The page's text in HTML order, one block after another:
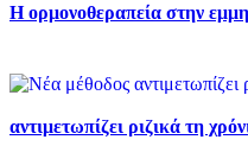
Η ορμονοθεραπεία στην
αντιμετωπίζει ριζικά τη